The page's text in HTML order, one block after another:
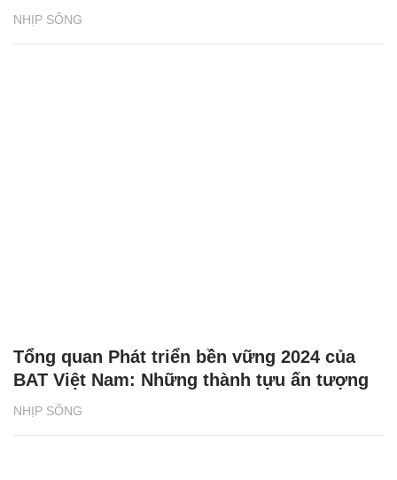
NHỊP SỐNG
NHỊP SỐNG
Tổng quan Phát triển bền vững 2024 của
BAT Việt Nam: Những thành tựu ấn tượng